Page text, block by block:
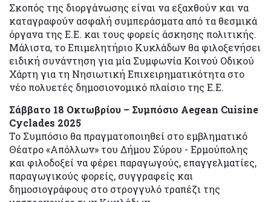
Σκοπός της διοργάνωσης είναι να εξαχθούν και να
καταγραφούν ασφαλή συμπεράσματα από τα θεσμικά
όργανα της Ε.Ε. και τους φορείς άσκησης πολιτικής.
Μάλιστα, το Επιμελητήριο Κυκλάδων θα φιλοξενήσει
ειδική συνάντηση για μία Συμφωνία Κοινού Οδικού
Χάρτη για τη Νησιωτική Επιχειρηματικότητα στο
νέο πολυετές δημοσιονομικό πλαίσιο της Ε.Ε.
Σάββατο 18 Οκτωβρίου – Συμπόσιο Aegean Cuisine
Cyclades 2025
Το Συμπόσιο θα πραγματοποιηθεί στο εμβληματικό
Θέατρο «Απόλλων» του Δήμου Σύρου - Ερμούπολης
και φιλοδοξεί να φέρει παραγωγούς, επαγγελματίες,
παραγωγικούς φορείς, συγγραφείς και
δημοσιογράφους στο στρογγυλό τραπέζι της